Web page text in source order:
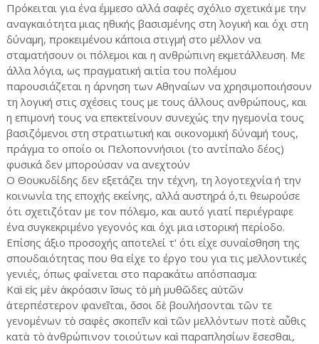
Πρόκειται για ένα έμμεσο αλλά σαφές σχόλιο σχετικά με την
αναγκαιότητα μιας ηθικής βασισμένης στη λογική και όχι στη
δύναμη, προκειμένου κάποια στιγμή στο μέλλον να
σταματήσουν οι πόλεμοι και η ανθρώπινη εκμετάλλευση. Με
άλλα λόγια, ως πραγματική αιτία του πολέμου
παρουσιάζεται η άρνηση των Αθηναίων να χρησιμοποιήσουν
τη λογική στις σχέσεις τους με τους άλλους ανθρώπους, και
η επιμονή τους να επεκτείνουν συνεχώς την ηγεμονία τους
βασιζόμενοι στη στρατιωτική και οικονομική δύναμή τους,
πράγμα το οποίο οι Πελοποννήσιοι (το αντίπαλο δέος)
φυσικά δεν μπορούσαν να ανεχτούν
Ο Θουκυδίδης δεν εξετάζει την τέχνη, τη λογοτεχνία ή την
κοινωνία της εποχής εκείνης, αλλά αυστηρά ό,τι θεωρούσε
ότι σχετιζόταν με τον πόλεμο, και αυτό γιατί περιέγραφε
ένα συγκεκριμένο γεγονός και όχι μια ιστορική περίοδο.
Επίσης άξιο προσοχής αποτελεί τ' ότι είχε συναίσθηση της
σπουδαιότητας που θα είχε το έργο του για τις μελλοντικές
γενιές, όπως φαίνεται στο παρακάτω απόσπασμα:
Καὶ εἰς μὲν ἀκρόασιν ἴσως τὸ μὴ μυθῶδες αὐτῶν
ἀτερπέστερον φανεῖται, ὅσοι δὲ βουλήσονται τῶν τε
γενομένων τὸ σαφὲς σκοπεῖν καὶ τῶν μελλόντων ποτὲ αὖθις
κατὰ τὸ ἀνθρώπινον τοιούτων καὶ παραπλησίων ἔσεσθαι,